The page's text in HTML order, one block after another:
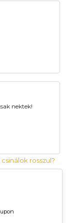
nektek!
rosszul?